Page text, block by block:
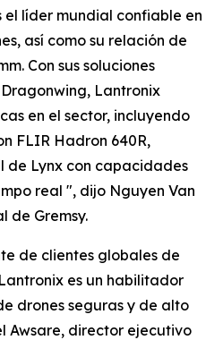
el líder mundial confiable en
así como su relación de
Con sus soluciones
Lantronix
en el sector, incluyendo
FLIR Hadron 640R,
Lynx con capacidades
real ", dijo Nguyen Van
de Gremsy.
de clientes globales de
es un habilitador
drones seguras y de alto
Awsare, director ejecutivo